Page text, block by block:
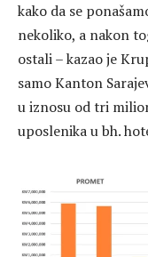
kako da se
nekoliko, a nakon
ostali – kazao je
samo Kanton
u iznosu od tri
uposlenika u bh.